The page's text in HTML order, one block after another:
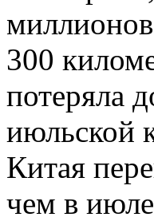
300
потеряла
июльской
Китая
чем в